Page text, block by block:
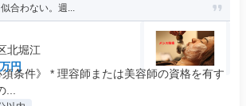
合わない。週...
北堀江
円
条件》 * 理容師または美容師の資格を有す